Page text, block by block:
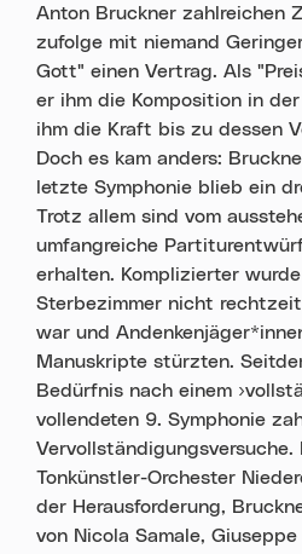
Anton Bruckner zahlreichen
zufolge mit niemand
Gott" einen Vertrag. Als
er ihm die Komposition in
ihm die Kraft bis zu dessen
Doch es kam anders:
letzte Symphonie blieb ein
Trotz allem sind vom
umfangreiche
erhalten. Komplizierter
Sterbezimmer nicht
war und
Manuskripte stürzten.
Bedürfnis nach einem
vollendeten 9. Symphonie
Vervollständigungsversuche.
Tonkünstler-Orchester
der Herausforderung,
von Nicola Samale,